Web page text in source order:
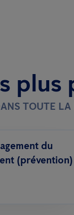
plus
TOUTE LA
du
(prévention)